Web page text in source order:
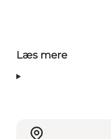
Læs mere